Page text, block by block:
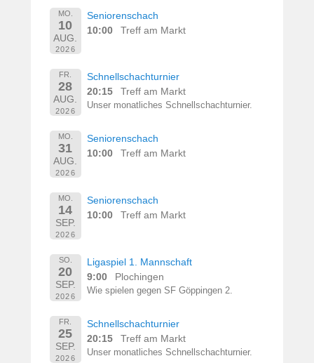
MO.
10
AUG.
2026
Seniorenschach
10:00
Treff am Markt
FR.
28
AUG.
2026
Schnellschachturnier
20:15
Treff am Markt
Unser monatliches Schnellschachturnier.
MO.
31
AUG.
2026
Seniorenschach
10:00
Treff am Markt
MO.
14
SEP.
2026
Seniorenschach
10:00
Treff am Markt
SO.
20
SEP.
2026
Ligaspiel 1. Mannschaft
9:00
Plochingen
Wie spielen gegen SF Göppingen 2.
FR.
25
SEP.
2026
Schnellschachturnier
20:15
Treff am Markt
Unser monatliches Schnellschachturnier.